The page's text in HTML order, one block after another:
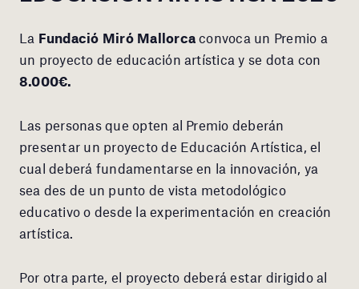
La Fundació Miró Mallorca convoca un Premio a
un proyecto de educación artística y se dota con
8.000€.
Las personas que opten al Premio deberán
presentar un proyecto de Educación Artística, el
cual deberá fundamentarse en la innovación, ya
sea des de un punto de vista metodológico
educativo o desde la experimentación en creación
artística.
Por otra parte, el proyecto deberá estar dirigido al